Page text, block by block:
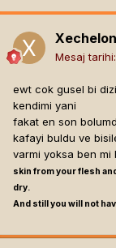
Xechelon
Mesaj tarihi:
ewt cok gusel bi
kendimi yani
fakat en son
kafayi buldu ve
varmi yoksa ben
skin from your flesh
dry.
And still you will not